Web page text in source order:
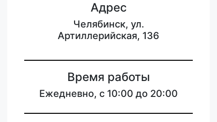
Адрес
Челябинск, ул.
Артиллерийская, 136
Время работы
Ежедневно, с 10:00 до 20:00